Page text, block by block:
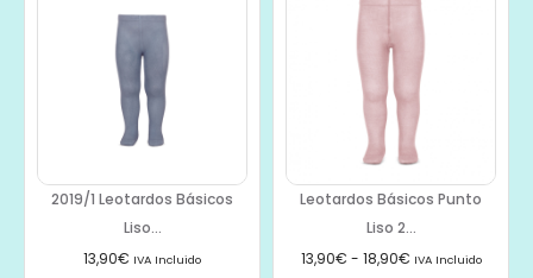
2019/1 Leotardos Básicos
Liso...
13,90€ IVA Incluido
Leotardos Básicos Punto
Liso 2...
13,90€ - 18,90€ IVA Incluido